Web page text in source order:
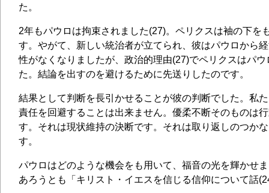
た。
2年もパウロは拘束されました(27)。ペリクスは袖の下を
す。やがて、新しい統治者が立てられ、彼はパウロから
性がなくなりましたが、政治的理由(27)でペリクスはパ
た。結論を出すのを避けるために先送りしたのです。
結果として判断を長引かせることが彼の判断でした。私
責任を回避することは出来ません。優柔不断そのものは
す。それは現状維持の決断です。それは取り返しのつか
す。
パウロはどのような機会をも用いて、福音の光を輝かせ
あろうとも「キリスト・イエスを信じる信仰について話